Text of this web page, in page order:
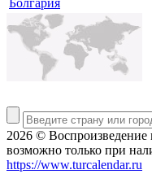
Болгария
2026 © Воспроизведение
возможно только при
https://www.turcalendar.ru